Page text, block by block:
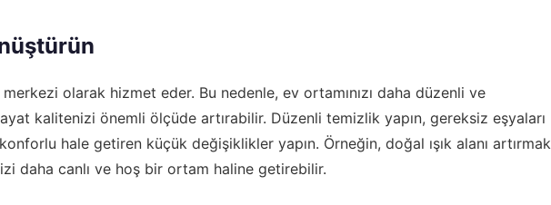
merkezi olarak hizmet eder. Bu nedenle, ev ortamınızı daha düzenli ve
kalitenizi önemli ölçüde artırabilir. Düzenli temizlik yapın, gereksiz eşyaları
hale getiren küçük değişiklikler yapın. Örneğin, doğal ışık alanı artırmak
daha canlı ve hoş bir ortam haline getirebilir.